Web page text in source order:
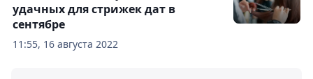
11:55, 16 августа 2022
удачных для стрижек дат в
сентябре